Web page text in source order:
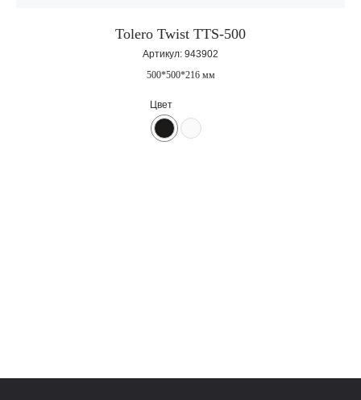
Tolero Twist TTS-500
Артикул: 943902
500*500*216 мм
Цвет
8 (499) 702-02-07
Где купить в розницу?